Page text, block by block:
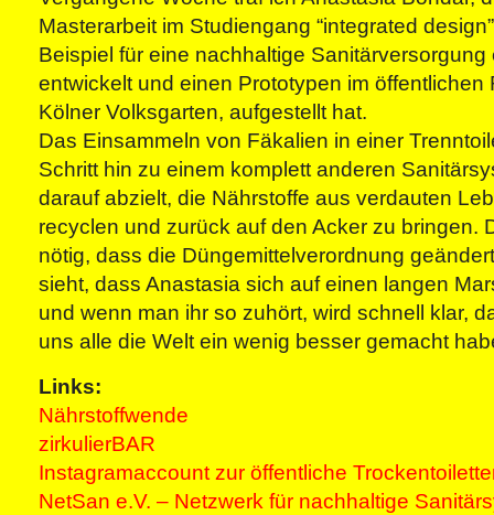
Masterarbeit im Studiengang “integrated
Beispiel für eine nachhaltige Sanitärversorgung
entwickelt und einen Prototypen im öffentlichen
Kölner Volksgarten, aufgestellt hat.
Das Einsammeln von Fäkalien in einer
Schritt hin zu einem komplett anderen
darauf abzielt, die Nährstoffe aus verdauten
recyclen und zurück auf den Acker zu bringen.
nötig, dass die Düngemittelverordnung
sieht, dass Anastasia sich auf einen langen
und wenn man ihr so zuhört, wird schnell klar,
uns alle die Welt ein wenig besser gemacht
Links:
Nährstoffwende
zirkulierBAR
Instagramaccount zur öffentliche
NetSan e.V. – Netzwerk für nachhaltige